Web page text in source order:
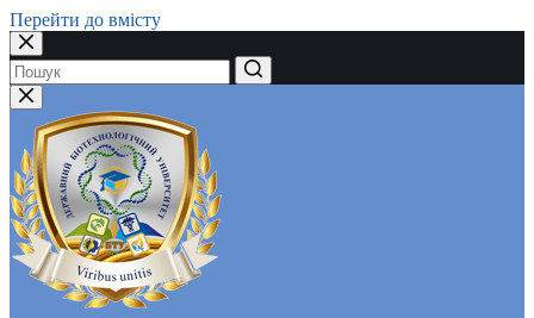
Перейти до вмісту
Немає
результатів